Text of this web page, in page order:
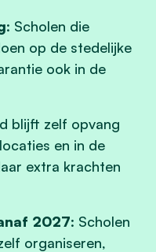
: Scholen die
op de stedelijke
ook in de
blijft zelf opvang
en in de
extra krachten
2027: Scholen
organiseren,